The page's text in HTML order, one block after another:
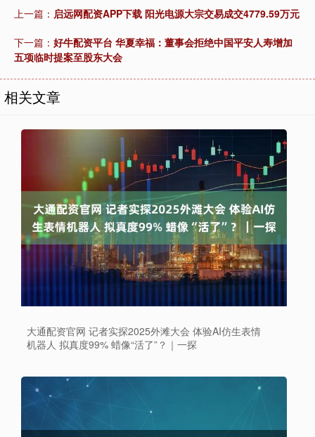
上一篇： 启远网配资APP下载 阳光电源大宗交易成交4779.59万元
下一篇： 好牛配资平台 华夏幸福：董事会拒绝中国平安人寿增加
五项临时提案至股东大会
相关文章
大通配资官网 记者实探2025外滩大会 体验AI仿生表情
机器人 拟真度99% 蜡像“活了”？｜一探